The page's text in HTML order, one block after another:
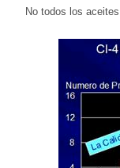
No todos los